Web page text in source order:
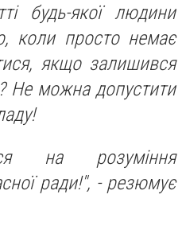
будь-якої людини
коли просто немає
якщо залишився
Не можна допустити
на розуміння
ради!", - резюмує